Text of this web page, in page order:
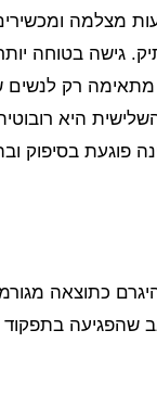
מצלמה
גישה בטוחה
רק לנשים
היא
פוגעת בסיפוק
כתוצאה
שהפגיעה בתפקוד